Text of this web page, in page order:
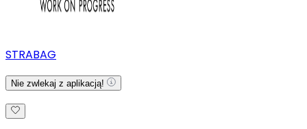
STRABAG
Nie zwlekaj z aplikacją!